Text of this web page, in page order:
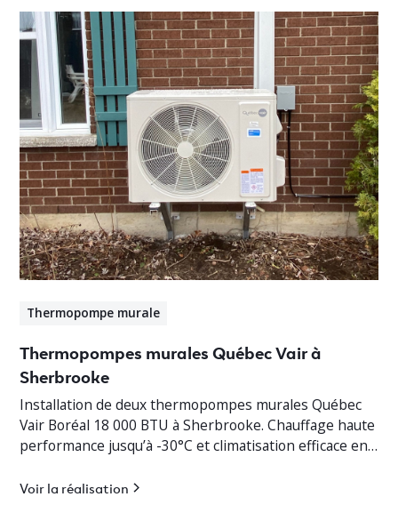
Thermopompe murale
Thermopompes murales Québec Vair à
Sherbrooke
Installation de deux thermopompes murales Québec
Vair Boréal 18 000 BTU à Sherbrooke. Chauffage haute
performance jusqu’à -30°C et climatisation efficace en
Voir la réalisation